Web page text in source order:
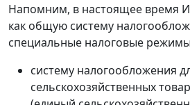
Напомним, в настоящее время
как общую систему
специальные налоговые
систему налогообложения
сельскохозяйственных